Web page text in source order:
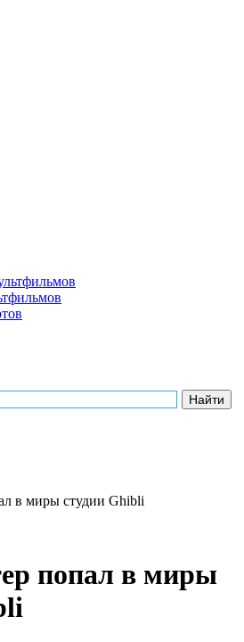
в миры студии Ghibli
попал в миры